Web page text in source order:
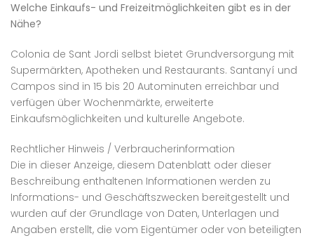
Welche Einkaufs- und Freizeitmöglichkeiten gibt es in der
Nähe?
Colonia de Sant Jordi selbst bietet Grundversorgung mit
Supermärkten, Apotheken und Restaurants. Santanyí und
Campos sind in 15 bis 20 Autominuten erreichbar und
verfügen über Wochenmärkte, erweiterte
Einkaufsmöglichkeiten und kulturelle Angebote.
Rechtlicher Hinweis / Verbraucherinformation
Die in dieser Anzeige, diesem Datenblatt oder dieser
Beschreibung enthaltenen Informationen werden zu
Informations- und Geschäftszwecken bereitgestellt und
wurden auf der Grundlage von Daten, Unterlagen und
Angaben erstellt, die vom Eigentümer oder von beteiligten